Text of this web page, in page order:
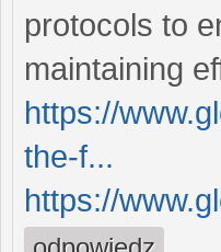
protocols to
maintaining
https://
the-f...
https://